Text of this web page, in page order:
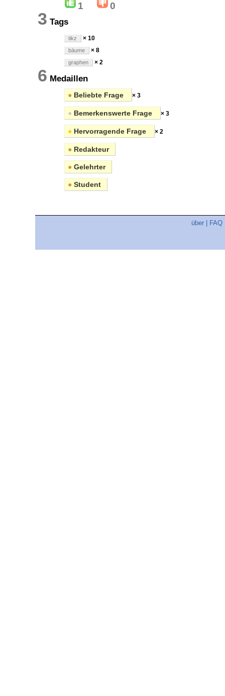
1 0
3 Tags
tikz × 10
bäume × 8
graphen × 2
6 Medaillen
● Beliebte Frage × 3
● Bemerkenswerte Frage × 3
● Hervorragende Frage × 2
● Redakteur
● Gelehrter
● Student
über FAQ